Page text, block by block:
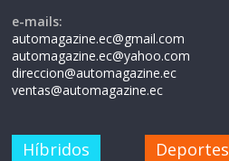
e-mails:
automagazine.ec@gmail.com
automagazine.ec@yahoo.com
direccion@automagazine.ec
ventas@automagazine.ec
Híbridos Deportes